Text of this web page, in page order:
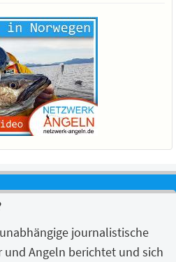
journalistische
Angeln berichtet und sich